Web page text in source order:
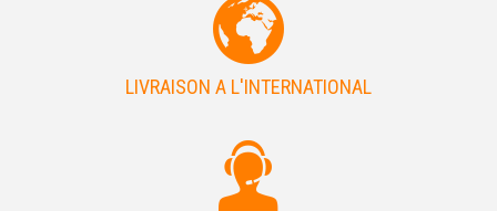
LIVRAISON A L'INTERNATIONAL